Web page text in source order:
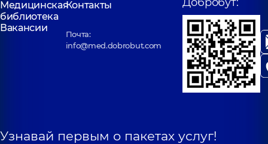
Медицинская
библиотека
Контакты
Вакансии
Почта:
info@med.dobrobut.com
Узнавай первым о пакетах услуг!